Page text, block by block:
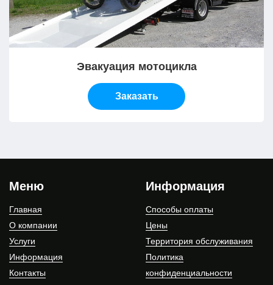
Эвакуация мотоцикла
Заказать
Меню
Главная
О компании
Услуги
Информация
Контакты
Информация
Способы оплаты
Цены
Территория обслуживания
Политика
конфиденциальности